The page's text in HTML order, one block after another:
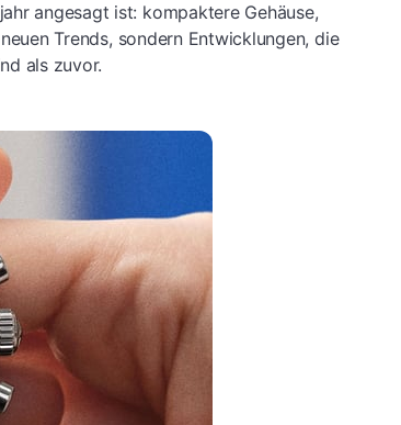
angesagt ist: kompaktere Gehäuse,
Trends, sondern Entwicklungen, die
als zuvor.